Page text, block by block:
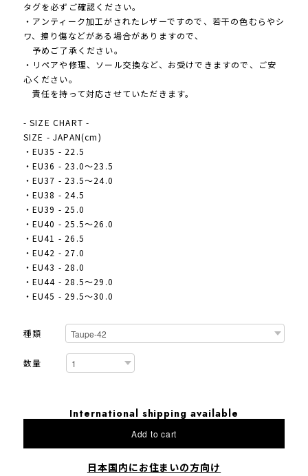
タグを必ずご確認ください。
・アンティーク加工がされたレザーですので、若干の色むらやシ
ワ、擦り傷などがある場合がありますので、
予めご了承ください。
・リペアや修理、ソール交換など、お受けできますので、ご安
心ください。
責任を持って対応させていただきます。
- SIZE CHART -
SIZE - JAPAN(cm)
・EU35 - 22.5
・EU36 - 23.0〜23.5
・EU37 - 23.5〜24.0
・EU38 - 24.5
・EU39 - 25.0
・EU40 - 25.5〜26.0
・EU41 - 26.5
・EU42 - 27.0
・EU43 - 28.0
・EU44 - 28.5〜29.0
・EU45 - 29.5〜30.0
種類
数量
International shipping available
Add to cart
日本国内にお住まいの方向け